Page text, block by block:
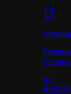
от
$4.00/